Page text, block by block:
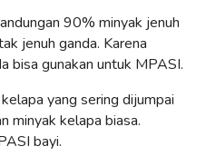
90% minyak jenuh
jenuh ganda. Karena
bisa gunakan untuk MPASI.
yang sering dijumpai
minyak kelapa biasa.
bayi.